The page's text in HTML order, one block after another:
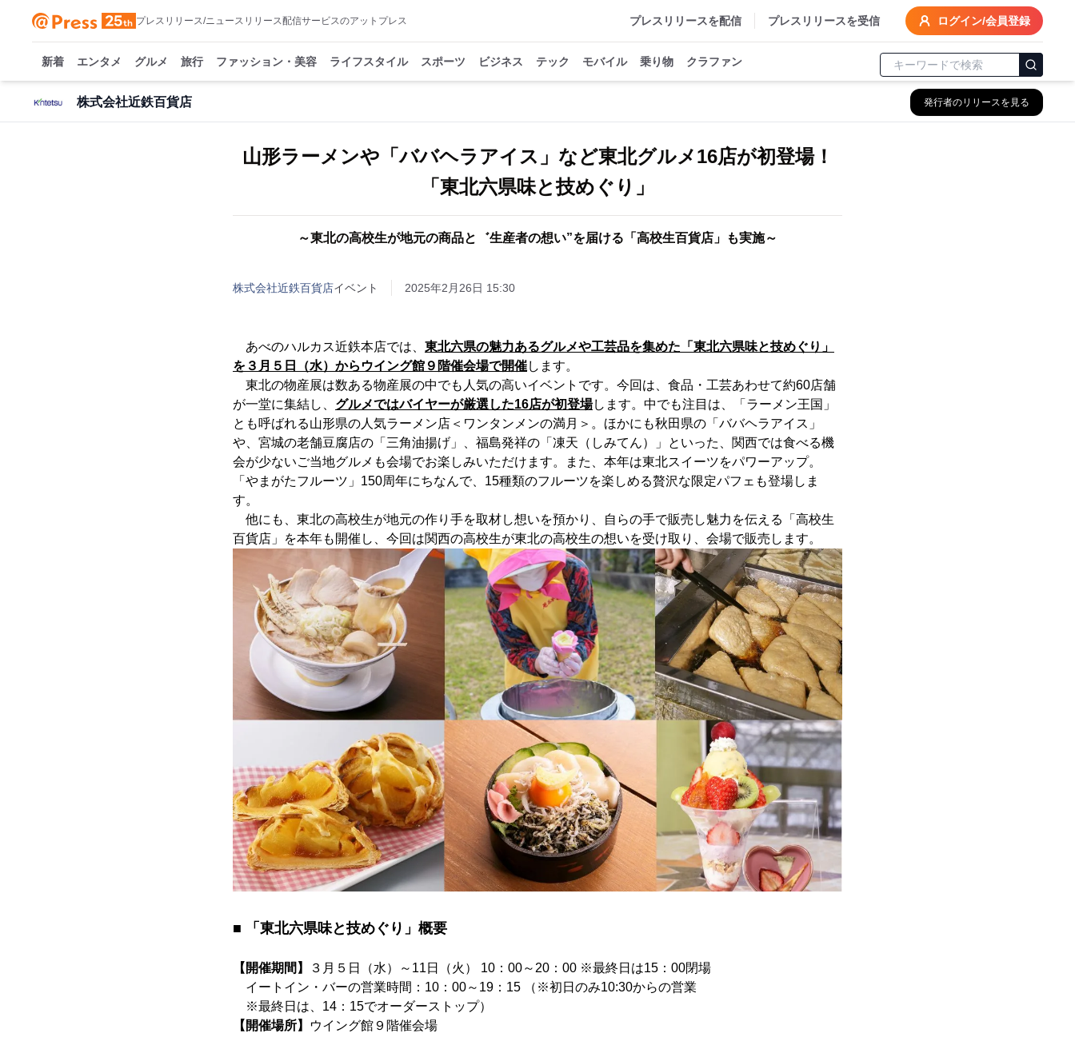
プレスリリース/ニュースリリース配信サービスのアットプレス プレスリリースを配信 プレスリリースを受信 ログイン/会員登録
新着 エンタメ グルメ 旅行 ファッション・美容 ライフスタイル スポーツ ビジネス テック モバイル 乗り物 クラファン
株式会社近鉄百貨店 発行者のリリースを見る
山形ラーメンや「ババヘラアイス」など東北グルメ16店が初登場！
「東北六県味と技めぐり」
～東北の高校生が地元の商品と゛生産者の想い”を届ける「高校生百貨店」も実施～
株式会社近鉄百貨店イベント 2025年2月26日 15:30
あべのハルカス近鉄本店では、 東北六県の魅力あるグルメや工芸品を集めた「東北六県味と技めぐり」
を３月５日（水）からウイング館９階催会場で開催します。
東北の物産展は数ある物産展の中でも人気の高いイベントです。今回は、食品・工芸あわせて約60店舗
が一堂に集結し、 グルメではバイヤーが厳選した16店が初登場します。中でも注目は、「ラーメン王国」
とも呼ばれる山形県の人気ラーメン店＜ワンタンメンの満月＞。ほかにも秋田県の「ババヘラアイス」
や、宮城の老舗豆腐店の「三角油揚げ」、福島発祥の「凍天（しみてん）」といった、関西では食べる機
会が少ないご当地グルメも会場でお楽しみいただけます。また、本年は東北スイーツをパワーアップ。
「やまがたフルーツ」150周年にちなんで、15種類のフルーツを楽しめる贅沢な限定パフェも登場しま
す。
他にも、東北の高校生が地元の作り手を取材し想いを預かり、自らの手で販売し魅力を伝える「高校生
百貨店」を本年も開催し、今回は関西の高校生が東北の高校生の想いを受け取り、会場で販売します。
■ 「東北六県味と技めぐり」概要
【開催期間】
３月５日（水）～11日（火） 10：00～20：00 ※最終日は15：00閉場
イートイン・バーの営業時間：10：00～19：15 （※初日のみ10:30からの営業
※最終日は、14：15でオーダーストップ）
【開催場所】
ウイング館９階催会場